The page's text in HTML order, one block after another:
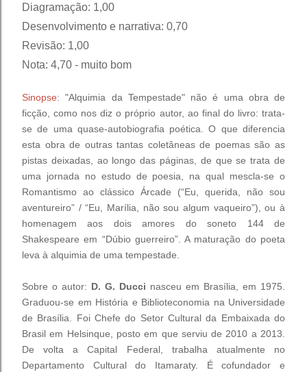
Diagramação: 1,00
Desenvolvimento e narrativa: 0,70
Revisão: 1,00
Nota: 4,70 - muito bom
Sinopse:"Alquimia da Tempestade" não é uma obra de
ficção, como nos diz o próprio autor, ao final do livro: trata-
se de uma quase-autobiografia poética. O que diferencia
esta obra de outras tantas coletâneas de poemas são as
pistas deixadas, ao longo das páginas, de que se trata de
uma jornada no estudo de poesia, na qual mescla-se o
Romantismo ao clássico Árcade (“Eu, querida, não sou
aventureiro” / “Eu, Marília, não sou algum vaqueiro”), ou à
homenagem aos dois amores do soneto 144 de
Shakespeare em “Dúbio guerreiro”. A maturação do poeta
leva à alquimia de uma tempestade.
Sobre o autor: D. G. Ducci nasceu em Brasília, em 1975.
Graduou-se em História e Biblioteconomia na Universidade
de Brasília. Foi Chefe do Setor Cultural da Embaixada do
Brasil em Helsinque, posto em que serviu de 2010 a 2013.
De volta a Capital Federal, trabalha atualmente no
Departamento Cultural do Itamaraty. É cofundador e